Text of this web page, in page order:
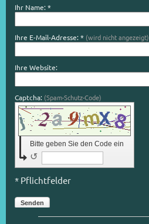
Ihr Name: *
Ihre E-Mail-Adresse: * (wird nicht angezeigt)
Ihre Website:
Captcha: (Spam-Schutz-Code)
Bitte geben Sie den Code ein
↺
* Pflichtfelder
Senden